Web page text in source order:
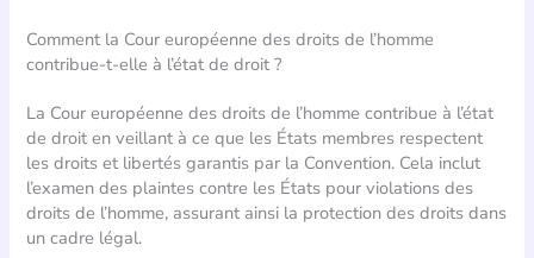
Comment la Cour européenne des droits de l’homme
contribue-t-elle à l’état de droit ?
La Cour européenne des droits de l’homme contribue à l’état
de droit en veillant à ce que les États membres respectent
les droits et libertés garantis par la Convention. Cela inclut
l’examen des plaintes contre les États pour violations des
droits de l’homme, assurant ainsi la protection des droits dans
un cadre légal.